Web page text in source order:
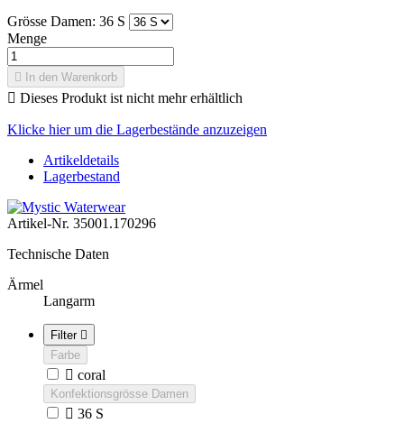
Grösse Damen: 36 S
Menge
 In den Warenkorb
 Dieses Produkt ist nicht mehr erhältlich
Klicke hier um die Lagerbestände anzuzeigen
Artikeldetails
Lagerbestand
Artikel-Nr. 35001.170296
Technische Daten
Ärmel
Langarm
Filter 
Farbe
 coral
Konfektionsgrösse Damen
 36 S